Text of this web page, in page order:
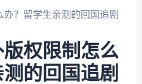
？留学生亲测的回国追剧
权限制怎么
的回国追剧